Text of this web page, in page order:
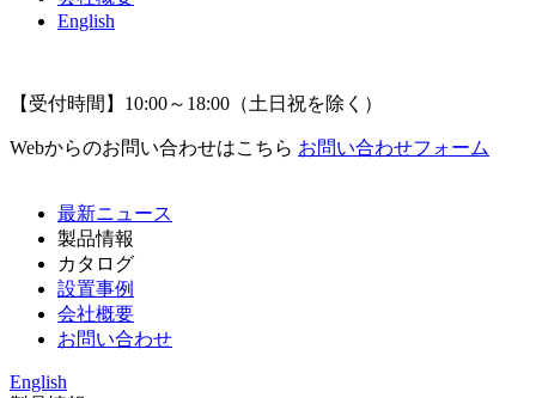
English
【受付時間】10:00～18:00（土日祝を除く）
Webからのお問い合わせはこちら お問い合わせフォーム
最新ニュース
製品情報
カタログ
設置事例
会社概要
お問い合わせ
English